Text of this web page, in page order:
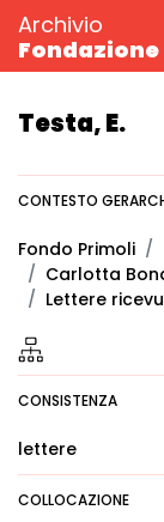
Archivio
Testa, E.
CONTESTO
Fondo Primoli
Carlotta
Lettere
CONSISTENZA
lettere
COLLOCAZIONE